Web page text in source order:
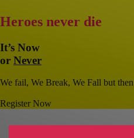
Heroes never die
It’s Now
or Never
We fail, We Break, We Fall but
Register Now